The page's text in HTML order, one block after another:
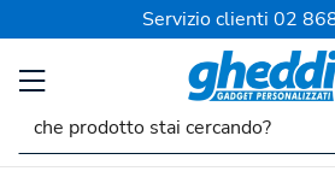
Servizio clienti 02
SPEDIZIONE SEMPRE
Attrezzi Personalizzati
Metri e Flessometri
Personalizzati